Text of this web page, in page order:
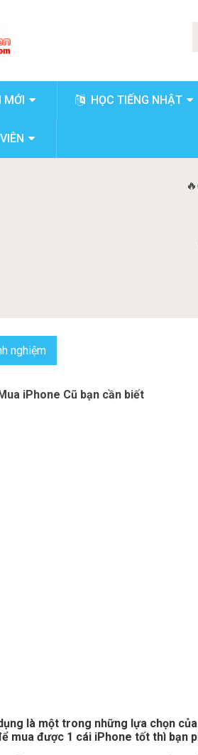
MỚI HỌC TIẾNG NHẬT
nghiệm
iPhone Cũ bạn cần biết
là một trong những lựa chọn
mua được 1 cái iPhone tốt thì bạn